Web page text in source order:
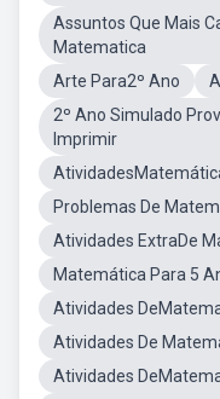
Assuntos Que Mais
Matematica
Arte Para2º Ano
2º Ano Simulado
Imprimir
Problemas De
Atividades ExtraDe
Matemática Para 5
Atividades
Atividades De
Atividades